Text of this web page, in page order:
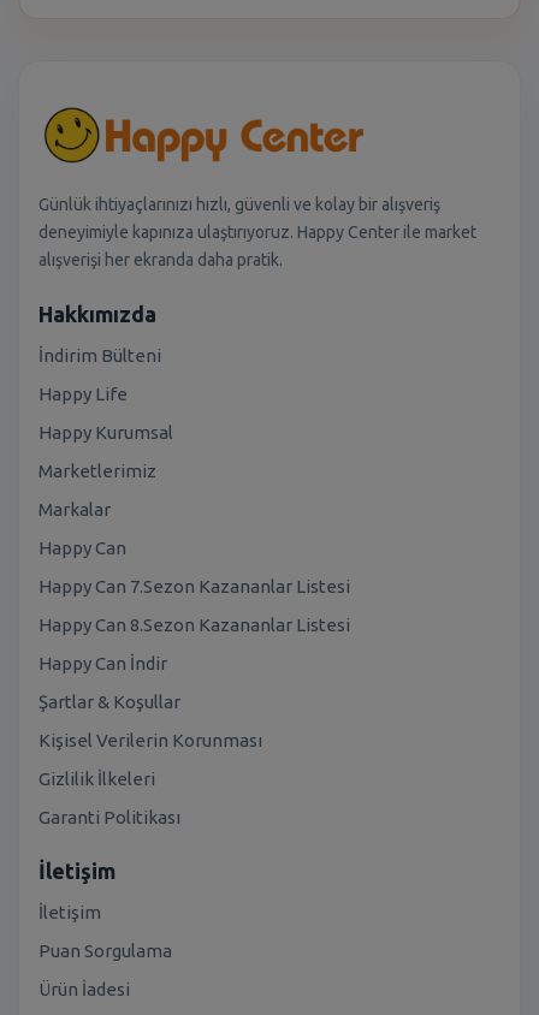
Günlük ihtiyaçlarınızı hızlı, güvenli ve kolay bir alışveriş
deneyimiyle kapınıza ulaştırıyoruz. Happy Center ile market
alışverişi her ekranda daha pratik.
Hakkımızda
İndirim Bülteni
Happy Life
Happy Kurumsal
Marketlerimiz
Markalar
Happy Can
Happy Can 7.Sezon Kazananlar Listesi
Happy Can 8.Sezon Kazananlar Listesi
Happy Can İndir
Şartlar & Koşullar
Kişisel Verilerin Korunması
Gizlilik İlkeleri
Garanti Politikası
İletişim
İletişim
Puan Sorgulama
Ürün İadesi